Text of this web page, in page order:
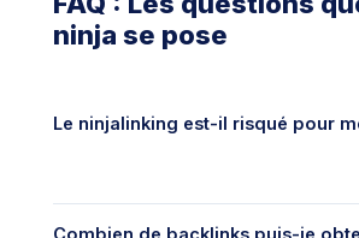
ninja se pose
Le ninjalinking est-il risqué pour
Non, s'il est bien pratiqué.Le
considéré comme une technique